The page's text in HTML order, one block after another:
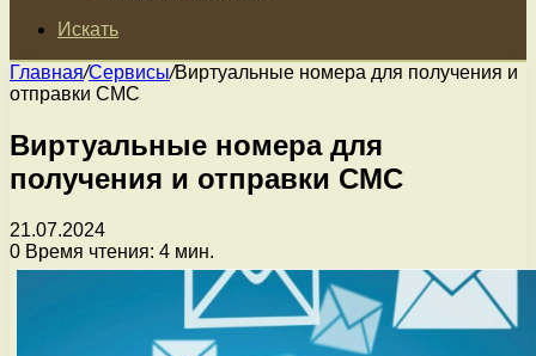
Искать
Главная/Сервисы/Виртуальные номера для получения и
отправки СМС
Виртуальные номера для
получения и отправки СМС
21.07.2024
0 Время чтения: 4 мин.